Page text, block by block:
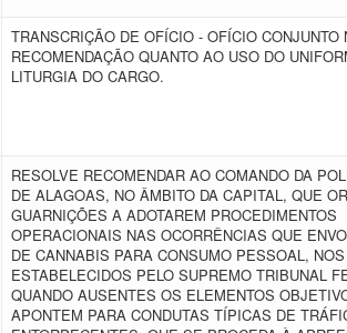
TRANSCRIÇÃO DE OFÍCIO - OFÍCIO CONJUNTO
RECOMENDAÇÃO QUANTO AO USO DO
LITURGIA DO CARGO.
RESOLVE RECOMENDAR AO COMANDO DA
DE ALAGOAS, NO ÂMBITO DA CAPITAL, QUE
GUARNIÇÕES A ADOTAREM PROCEDIMENTOS
OPERACIONAIS NAS OCORRÊNCIAS QUE
DE CANNABIS PARA CONSUMO PESSOAL,
ESTABELECIDOS PELO SUPREMO TRIBUNAL
QUANDO AUSENTES OS ELEMENTOS
APONTEM PARA CONDUTAS TÍPICAS DE